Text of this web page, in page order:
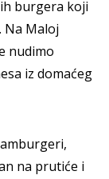
burgera koji
Na Maloj
nudimo
iz domaćeg
na prutiće i